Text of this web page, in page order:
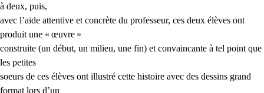
à deux, puis,
avec l’aide attentive et concrète du professeur, ces deux élèves ont
produit une « œuvre »
construite (un début, un milieu, une fin) et convaincante à tel point que
les petites
soeurs de ces élèves ont illustré cette histoire avec des dessins grand
format lors d’un